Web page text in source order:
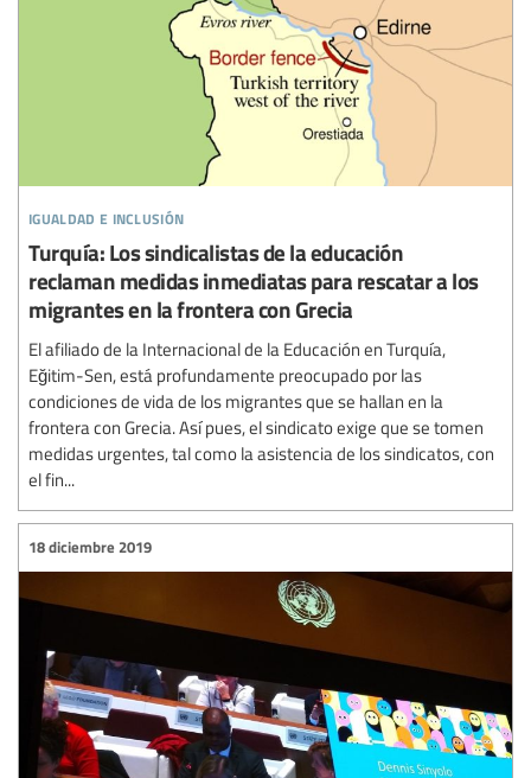
igualdad e inclusión
Turquía: Los sindicalistas de la educación
reclaman medidas inmediatas para rescatar a los
migrantes en la frontera con Grecia
El afiliado de la Internacional de la Educación en Turquía,
Eğitim-Sen, está profundamente preocupado por las
condiciones de vida de los migrantes que se hallan en la
frontera con Grecia. Así pues, el sindicato exige que se tomen
medidas urgentes, tal como la asistencia de los sindicatos, con
el fin...
18 diciembre 2019